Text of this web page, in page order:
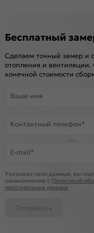
Бесплатный
Сделаем точный замер и
отопления и вентиляции.
конечной стоимости
Ваше имя
Контактный телефон*
E-mail*
Указывая свои данные, вы
ознакомление c Политикой
персональных данных
Отправить